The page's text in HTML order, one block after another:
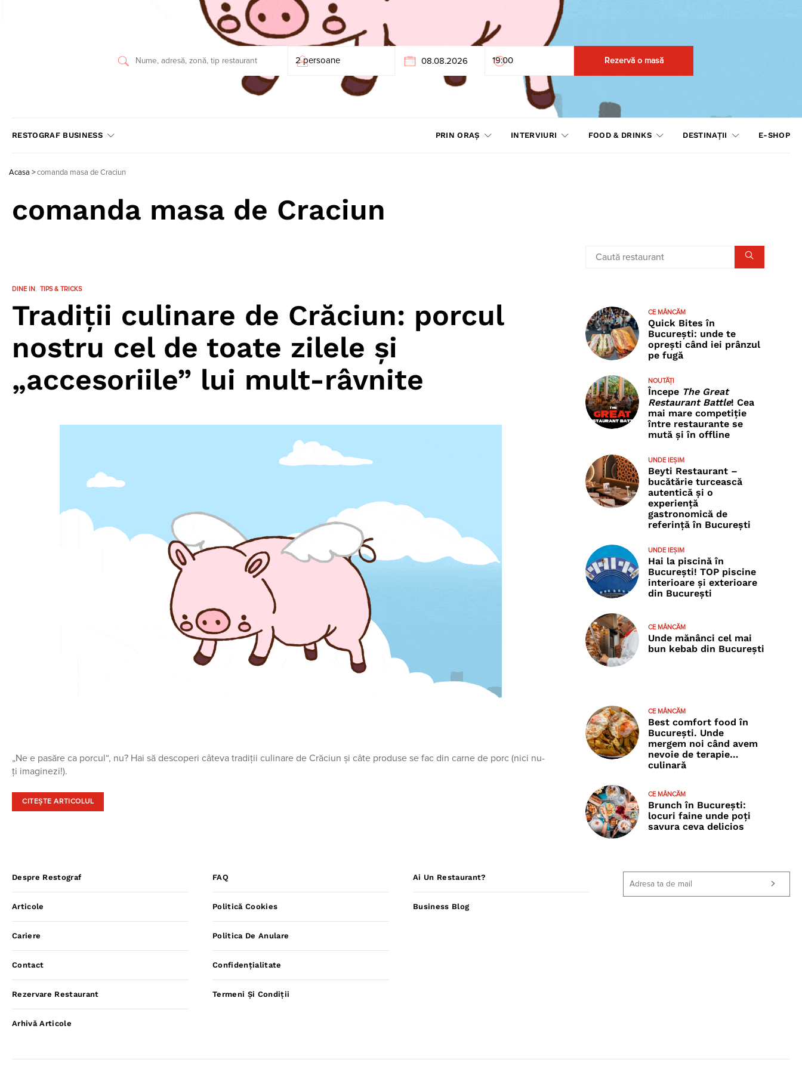
Rezervă o masă
RESTOGRAF BUSINESS PRIN ORAȘ INTERVIURI FOOD & DRINKS DESTINAȚII E-SHOP
Acasa >comanda masa de Craciun
comanda masa de Craciun
DINE IN TIPS & TRICKS
Tradiții culinare de Crăciun: porcul
nostru cel de toate zilele și
„accesoriile” lui mult-râvnite
„Ne e pasăre ca porcul“, nu? Hai să descoperi câteva tradiții culinare de Crăciun și câte produse se fac din carne de porc (nici nu-
ți imaginezi!).
CITEȘTE ARTICOLUL
CE MÂNCĂM
Quick Bites în
București: unde te
oprești când iei prânzul
pe fugă
NOUTĂȚI
Începe The Great
Restaurant Battle! Cea
mai mare competiție
între restaurante se
mută și în offline
UNDE IEȘIM
Beyti Restaurant –
bucătărie turcească
autentică și o
experiență
gastronomică de
referință în București
UNDE IEȘIM
Hai la piscină în
București! TOP piscine
interioare și exterioare
din București
CE MÂNCĂM
Unde mănânci cel mai
bun kebab din București
CE MÂNCĂM
Best comfort food în
București. Unde
mergem noi când avem
nevoie de terapie…
culinară
CE MÂNCĂM
Brunch în București:
locuri faine unde poţi
savura ceva delicios
Despre Restograf
Articole
Cariere
Contact
Rezervare Restaurant
Arhivă Articole
FAQ
Politică Cookies
Politica De Anulare
Confidențialitate
Termeni Și Condiții
Ai Un Restaurant?
Business Blog